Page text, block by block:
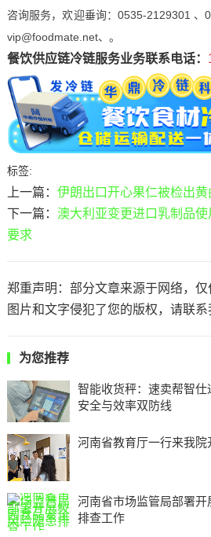
咨询服务，欢迎垂询：0535-2129301 、
vip@foodmate.net、。
餐饮供应链冷链服务业务联系电话：
标签:
上一篇： 伊朗出口开心果仁被检出
下一篇： 澳大利亚变更进口乳制品
要求
郑重声明：部分文章来源于网络，
图片和文字侵犯了您的版权，请联系
为您推荐
智能收货秤：速卖帮智
安全与效率双防线
河南省教育厅一行来我
河南省市场监管局部署
排查工作